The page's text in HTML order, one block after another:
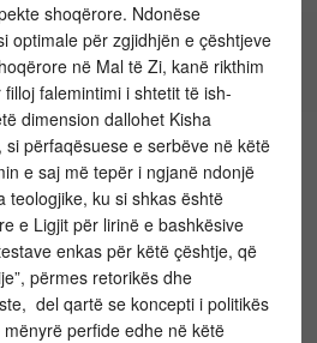
shoqërore. Ndonëse
optimale për zgjidhjën e çështjeve
në Mal të Zi, kanë rikthim
falemintimi i shtetit të ish-
dimension dallohet Kisha
si përfaqësuese e serbëve në këtë
e saj më tepër i ngjanë ndonjë
teologjike, ku si shkas është
e Ligjit për lirinë e bashkësive
enkas për këtë çështje, që
përmes retorikës dhe
del qartë se koncepti i politikës
perfide edhe në këtë